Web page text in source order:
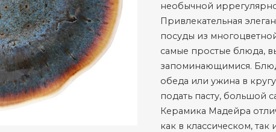
необычной
Привлекательная
посуды из
самые простые блюда,
запоминающимися.
обеда или ужина в
подать пасту, большой
Керамика Мадейра
как в классическом,